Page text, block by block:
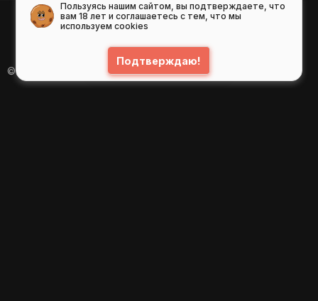
© 2026
GIFS ( gifs.ru , гифки.рф )
Пользуясь нашим сайтом, вы подтверждаете, что
вам 18 лет и соглашаетесь с тем, что мы
используем cookies
Подтверждаю!